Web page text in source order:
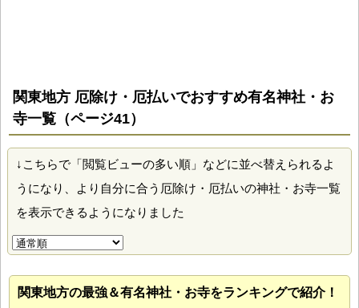
関東地方 厄除け・厄払いでおすすめ有名神社・お
寺一覧（ページ41）
↓こちらで「閲覧ビューの多い順」などに並べ替えられるよ
うになり、より自分に合う厄除け・厄払いの神社・お寺一覧
を表示できるようになりました
関東地方の最強＆有名神社・お寺をランキングで紹介！